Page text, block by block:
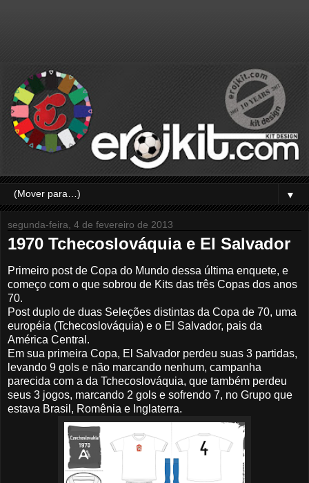
▼
segunda-feira, 4 de fevereiro de 2013
1970 Tchecoslováquia e El Salvador
Primeiro post de Copa do Mundo dessa última enquete, e
começo com o que sobrou de Kits das três Copas dos anos
70.
Post duplo de duas Seleções distintas da Copa de 70, uma
européia (Tchecoslováquia) e o El Salvador, pais da
América Central.
Em sua primeira Copa, El Salvador perdeu suas 3 partidas,
levando 9 gols e não marcando nenhum, campanha
parecida com a da Tchecoslováquia, que também perdeu
seus 3 jogos, marcando 2 gols e sofrendo 7, no Grupo que
estava Brasil, Romênia e Inglaterra.